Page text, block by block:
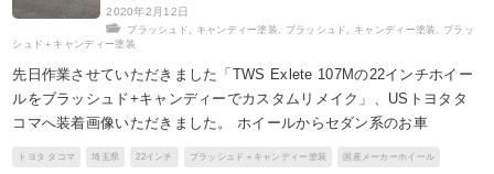
2020年2月12日
ブラッシュド , キャンディー塗装 , ブラッシュド , キャンディー塗装 , ブラッ
シュド＋キャンディー塗装
先日作業させていただきました「TWS Exlete 107Mの22インチホイー
ルをブラッシュド+キャンディーでカスタムリメイク」、USトヨタタ
コマへ装着画像いただきました。 ホイールからセダン系のお車
トヨタ タコマ 埼玉県 22インチ ブラッシュド＋キャンディー塗装 国産メーカーホイール